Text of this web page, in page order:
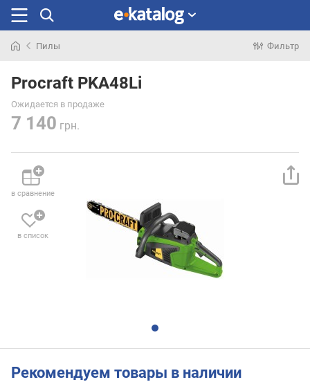
раньше
Пилы Фильтр
Procraft PKA48Li
Ожидается в продаже
7 140 грн.
в сравнение
в список
Рекомендуем товары в наличии